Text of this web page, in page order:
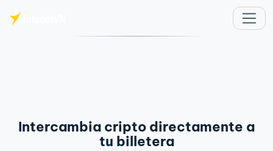
Intercambia cripto directamente a
tu billetera